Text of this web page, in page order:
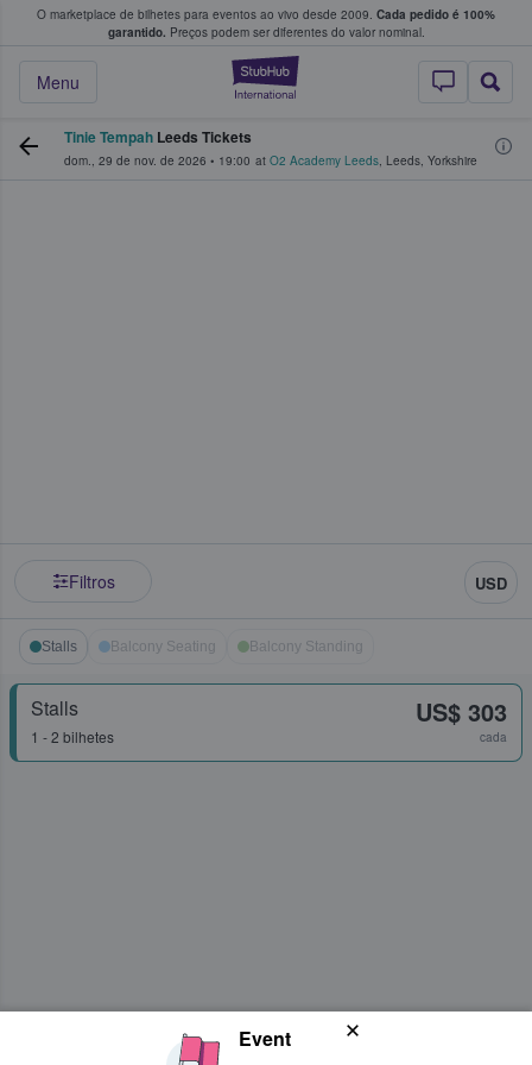
O marketplace de bilhetes para eventos ao vivo desde 2009. Cada pedido é 100%
garantido. Preços podem ser diferentes do valor nominal.
StubHub – onde
Menu
fãs compram e vendem bilhetes
Tinie Tempah Leeds Tickets
dom., 29 de nov. de 2026 • 19:00 at O2 Academy Leeds, Leeds, Yorkshire
Filtros USD
Stalls Balcony Seating Balcony Standing
Stalls
1 - 2 bilhetes
US$ 303
cada
Event